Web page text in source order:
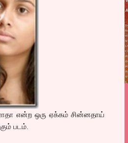
என்ற ஒரு ஏக்கம் சின்னதாய்
படம்.